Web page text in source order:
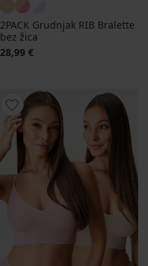
2PACK Grudnjak RIB Bralette
bez žica
28,99 €